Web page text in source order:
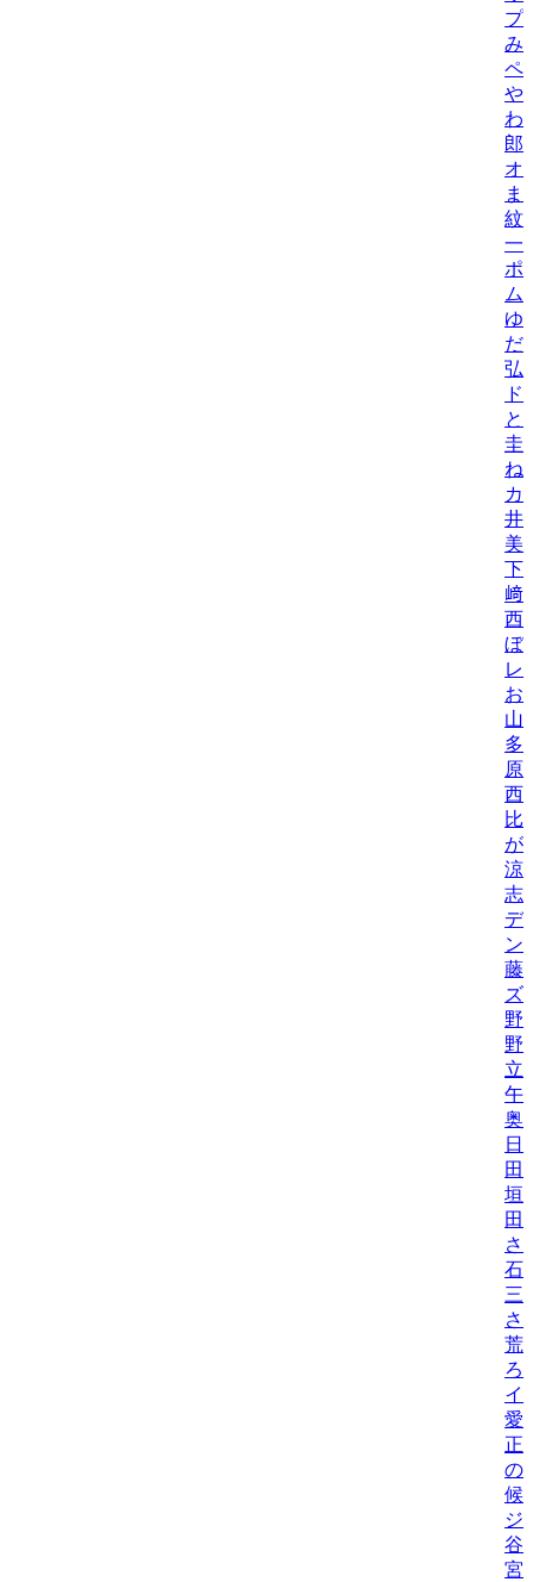
プ
み/
ペ/
や
わ
郎
オ
ま
紋/
一
ポ
ム
ゆ
だ
弘
ド
と
圭/
ね
カ
井
美/
下
﨑
西
ぼ/
レ
お
山
多
原
西
比
が
涼/
志
デ
ン
藤
ズ
野
野
立
午
奥
日
田
垣
田
さ
石
三
さ
荒
ろ
イ
愛
正
の
候/
ジ
谷
宮